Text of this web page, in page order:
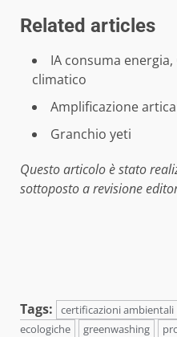
Related articles
IA consuma
climatico
Amplificazione
Granchio yeti
Questo articolo è stato
sottoposto a revisione
Tags: certificazioni ambientali
ecologiche
greenwashing